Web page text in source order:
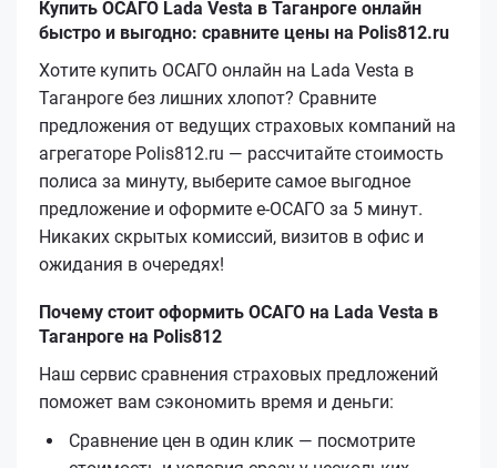
Купить ОСАГО Lada Vesta в Таганроге онлайн
быстро и выгодно: сравните цены на Polis812.ru
Хотите купить ОСАГО онлайн на Lada Vesta в
Таганроге без лишних хлопот? Сравните
предложения от ведущих страховых компаний на
агрегаторе Polis812.ru — рассчитайте стоимость
полиса за минуту, выберите самое выгодное
предложение и оформите е‑ОСАГО за 5 минут.
Никаких скрытых комиссий, визитов в офис и
ожидания в очередях!
Почему стоит оформить ОСАГО на Lada Vesta в
Таганроге на Polis812
Наш сервис сравнения страховых предложений
поможет вам сэкономить время и деньги:
Сравнение цен в один клик — посмотрите